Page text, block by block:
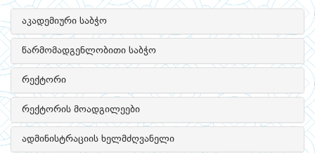
აკადემიური საბჭო
წარმომადგენლობითი საბჭო
რექტორი
რექტორის მოადგილეები
ადმინისტრაციის ხელმძღვანელი